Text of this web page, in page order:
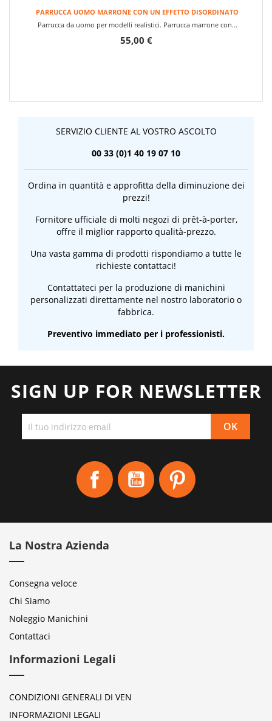
PARRUCCA UOMO MARRONE CON UN EFFETTO DISORDINATO
Parrucca da uomo per modelli realistici. Parrucca marrone con...
55,00 €
SERVIZIO CLIENTE AL VOSTRO ASCOLTO
00 33 (0)1 40 19 07 10
Ordina in quantità e approfitta della diminuzione dei
prezzi!
Fornitore ufficiale di molti negozi di prêt-à-porter,
offre il miglior rapporto qualità-prezzo.
Una vasta gamma di prodotti rispondiamo a tutte le
richieste contattaci!
Contattateci per la produzione di manichini
personalizzati direttamente nel nostro laboratorio o
fabbrica.
Preventivo immediato per i professionisti.
SIGN UP FOR NEWSLETTER
Facebook YouTube
La Nostra Azienda
Consegna veloce
Chi Siamo
Noleggio Manichini
Contattaci
Informazioni Legali
CONDIZIONI GENERALI DI VEN
INFORMAZIONI LEGALI